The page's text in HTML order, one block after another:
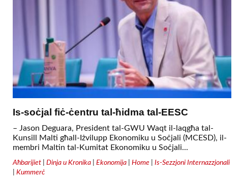
Is-soċjal fiċ-ċentru tal-ħidma tal-EESC
– Jason Deguara, President tal-GWU Waqt il-laqgħa tal-
Kunsill Malti għall-Iżvilupp Ekonomiku u Soċjali (MCESD), il-
membri Maltin tal-Kumitat Ekonomiku u Soċjali...
Aħbarijiet Dinja u Kronika Ekonomija Home
Is-Sezzjoni Internazzjonali
Kummerċ